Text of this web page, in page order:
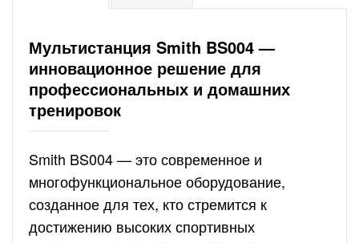
Мультистанция Smith BS004 —
инновационное решение для
профессиональных и домашних
тренировок
Smith BS004 — это современное и
многофункциональное оборудование,
созданное для тех, кто стремится к
достижению высоких спортивных